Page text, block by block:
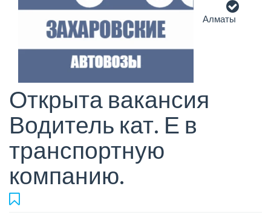
Алматы
Открыта вакансия
Водитель кат. Е в
транспортную
компанию.